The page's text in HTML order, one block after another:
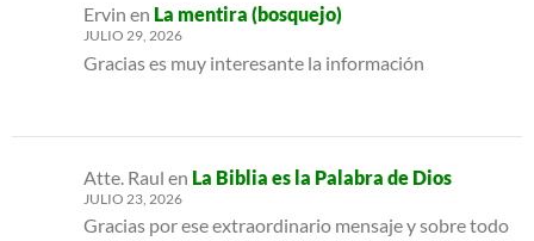
Ervin en La mentira (bosquejo)
JULIO 29, 2026
Gracias es muy interesante la información
Atte. Raul en La Biblia es la Palabra de Dios
JULIO 23, 2026
Gracias por ese extraordinario mensaje y sobre todo